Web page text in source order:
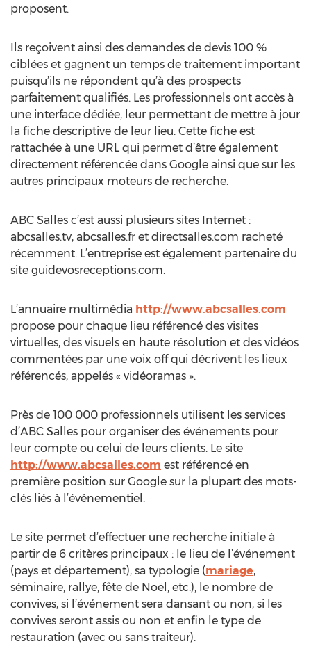
proposent.
Ils reçoivent ainsi des demandes de devis 100 %
ciblées et gagnent un temps de traitement important
puisqu’ils ne répondent qu’à des prospects
parfaitement qualifiés. Les professionnels ont accès à
une interface dédiée, leur permettant de mettre à jour
la fiche descriptive de leur lieu. Cette fiche est
rattachée à une URL qui permet d’être également
directement référencée dans Google ainsi que sur les
autres principaux moteurs de recherche.
ABC Salles c’est aussi plusieurs sites Internet :
abcsalles.tv, abcsalles.fr et directsalles.com racheté
récemment. L’entreprise est également partenaire du
site guidevosreceptions.com.
L’annuaire multimédia http://www.abcsalles.com
propose pour chaque lieu référencé des visites
virtuelles, des visuels en haute résolution et des vidéos
commentées par une voix off qui décrivent les lieux
référencés, appelés « vidéoramas ».
Près de 100 000 professionnels utilisent les services
d’ABC Salles pour organiser des événements pour
leur compte ou celui de leurs clients. Le site
http://www.abcsalles.com est référencé en
première position sur Google sur la plupart des mots-
clés liés à l’événementiel.
Le site permet d’effectuer une recherche initiale à
partir de 6 critères principaux : le lieu de l’événement
(pays et département), sa typologie (mariage,
séminaire, rallye, fête de Noël, etc.), le nombre de
convives, si l’événement sera dansant ou non, si les
convives seront assis ou non et enfin le type de
restauration (avec ou sans traiteur).